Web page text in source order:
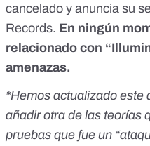
cancelado y anuncia su
Records. En ningún
relacionado con
amenazas.
*Hemos actualizado este
añadir otra de las teorías
pruebas que fue un